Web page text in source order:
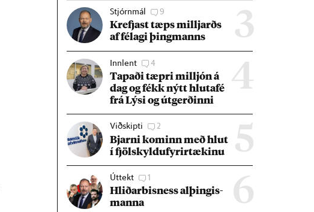
3
Stjórnmál 9
Krefjast tæps millj­arðs
af fé­lagi þing­manns
4
Innlent 4
Tap­aði tæpri millj­ón á
dag og fékk nýtt hluta­fé
frá Lýsi og út­gerð­inni
5
Viðskipti 2
Bjarni kom­inn með hlut
í fjöl­skyldu­fyr­ir­tæk­inu
6
Úttekt 1
Hlið­ar­bis­ness al­þing­is­
manna